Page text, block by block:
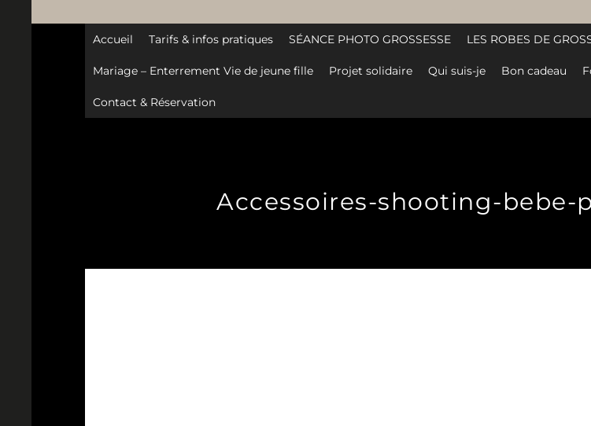
Accueil Tarifs & infos pratiques SÉANCE PHOTO GROSSESSE LES ROBES DE
Mariage – Enterrement Vie de jeune fille Projet solidaire Qui suis-je Bon cadeau
Contact & Réservation
Accessoires-shooting-bebe-